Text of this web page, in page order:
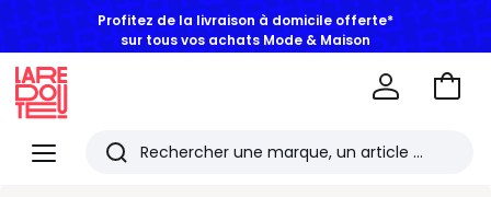
Profitez de la livraison à domicile offerte*
sur tous vos achats Mode & Maison
Menu
Redoute
Rechercher
Aller